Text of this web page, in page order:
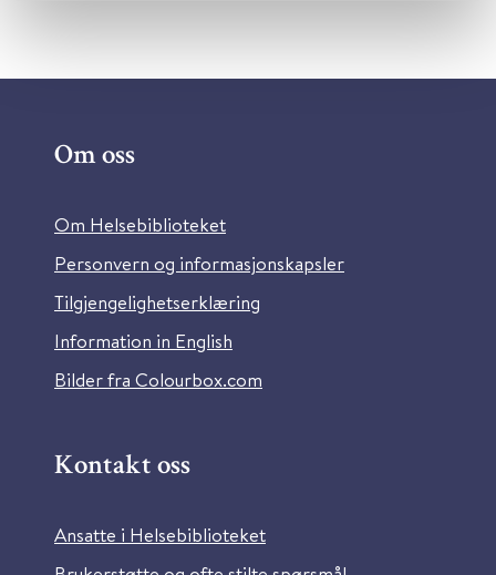
Om oss
Om Helsebiblioteket
Personvern og informasjonskapsler
Tilgjengelighetserklæring
Information in English
Bilder fra Colourbox.com
Kontakt oss
Ansatte i Helsebiblioteket